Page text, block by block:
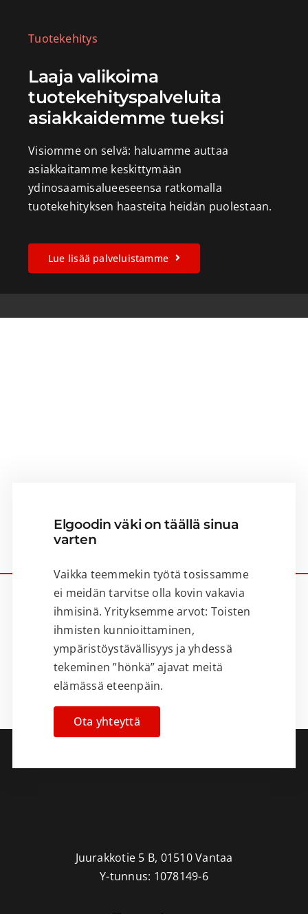
Tuotekehitys
Laaja valikoima
tuotekehityspalveluita
asiakkaidemme tueksi
Visiomme on selvä: haluamme auttaa
asiakkaitamme keskittymään
ydinosaamisalueeseensa ratkomalla
tuotekehityksen haasteita heidän puolestaan.
Lue lisää palveluistamme
Elgoodin väki on täällä sinua
varten
Vaikka teemmekin työtä tosissamme
ei meidän tarvitse olla kovin vakavia
ihmisinä. Yrityksemme arvot: Toisten
ihmisten kunnioittaminen,
ympäristöystävällisyys ja yhdessä
tekeminen ”hönkä” ajavat meitä
elämässä eteenpäin.
Ota yhteyttä
Juurakkotie 5 B, 01510 Vantaa
Y-tunnus: 1078149-6